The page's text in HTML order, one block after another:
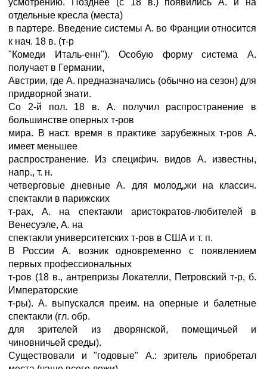
усмотрению. Позднее (с 18 в.) появились А. и на
отдельные кресла (места)
в партере. Введение системы А. во Франции относится
к нач. 18 в. (т-р
"Комеди Италь-енн"). Особую форму система А.
получает в Германии,
Австрии, где А. предназначались (обычно на сезон) для
придворной знати.
Со 2-й пол. 18 в. А. получил распространение в
большинстве оперных т-ров
мира. В наст. время в практике зарубежных т-ров А.
имеет меньшее
распространение. Из специфич. видов А. известны,
напр., т. н.
четверговые дневные А. для молод„жи на классич.
спектакли в парижских
т-рах, А. на спектакли аристократов-любителей в
Венесуэле, А. на
спектакли университетских т-ров в США и т. п.
В России А. возник одновременно с появлением
первых профессиональных
т-ров (18 в., антрепризы Локателли, Петровский т-р, б.
Императорские
т-ры). А. выпускался преим. на оперные и балетные
спектакли (гл. обр.
для зрителей из дворянской, помещичьей и
чиновничьей среды).
Существовали и "годовые" А.: зритель приобретал